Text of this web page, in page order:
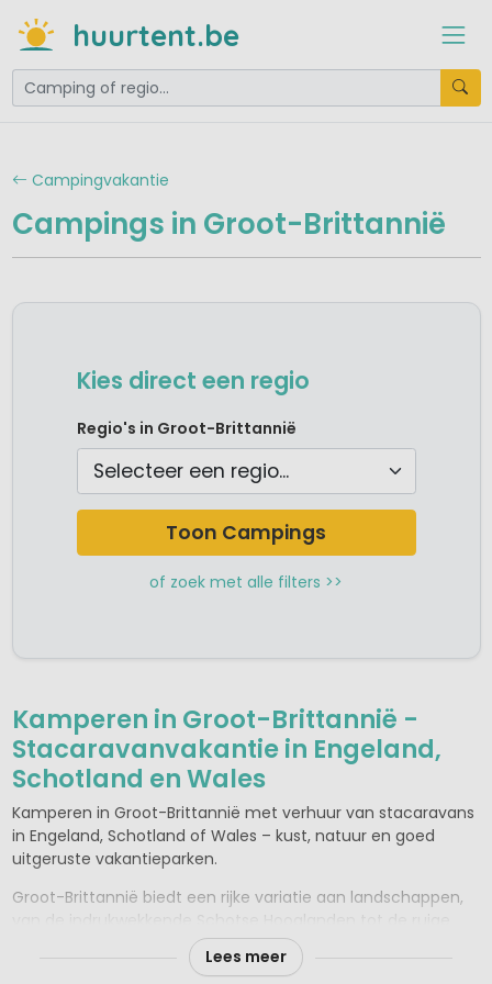
huurtent.be
Campingvakantie
Campings in Groot-Brittannië
Kies direct een regio
Camping Noord Engeland
Camping Schotland
Camping Wales
Camping Zuid Engeland
Camping Zuid West Engeland
Regio's in Groot-Brittannië
Toon Campings
of zoek met alle filters >>
Kamperen in Groot-Brittannië -
Stacaravanvakantie in Engeland,
Schotland en Wales
Kamperen in Groot-Brittannië met verhuur van stacaravans
in Engeland, Schotland of Wales – kust, natuur en goed
uitgeruste vakantieparken.
Groot-Brittannië biedt een rijke variatie aan landschappen,
van de indrukwekkende Schotse Hooglanden tot de ruige
kust van Wales en het glooiende landschap van Zuid-
Engeland. Voor een comfortabele kampeervakantie zijn
Lees meer